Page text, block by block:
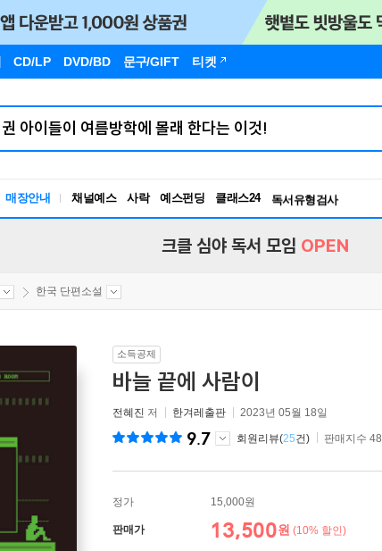
CD/LP DVD/BD 문구/GIFT 티켓
매장안내 채널예스 사락 예스펀딩 클래스24
독서유형검사
RBTI Lab
크클 심야 독서 모임 OPEN
한국 단편소설
소득공제
바늘 끝에 사람이
전혜진 저 한겨레출판 2023년 05월 18일
9.7 회원리뷰(25건) 판매지수 48
정가 15,000원
판매가 13,500원 (10% 할인)